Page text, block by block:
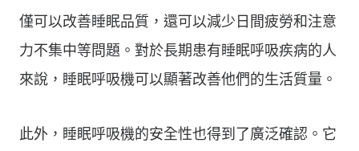
僅可以改善睡眠品質，還可以減少日間疲勞和注意
力不集中等問題。對於長期患有睡眠呼吸疾病的人
來說，睡眠呼吸機可以顯著改善他們的生活質量。
此外，睡眠呼吸機的安全性也得到了廣泛確認。它